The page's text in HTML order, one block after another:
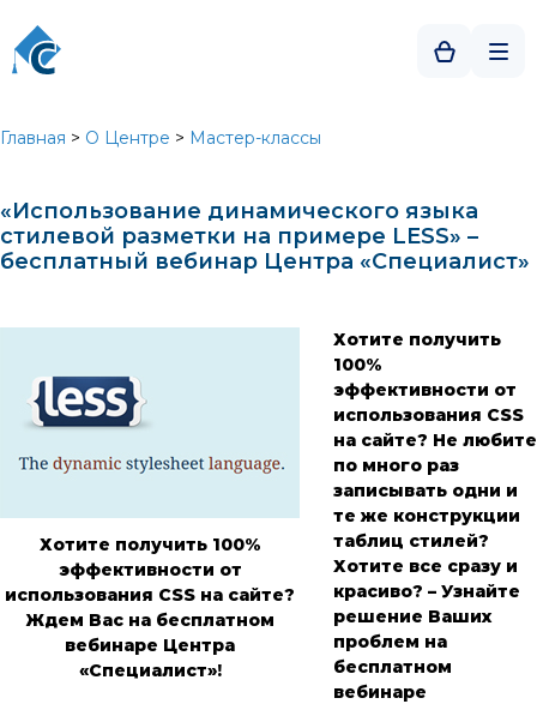
Главная > О Центре > Мастер-классы
«Использование динамического языка
стилевой разметки на примере LESS» –
бесплатный вебинар Центра «Специалист»
Хотите получить 100%
эффективности от
использования CSS на сайте?
Ждем Вас на бесплатном
вебинаре Центра
«Специалист»!
Хотите получить
100%
эффективности от
использования CSS
на сайте? Не любите
по много раз
записывать одни и
те же конструкции
таблиц стилей?
Хотите все сразу и
красиво? – Узнайте
решение Ваших
проблем на
бесплатном
вебинаре